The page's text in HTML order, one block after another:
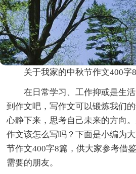
关于我家的中秋节作文400字
在日常学习、工作抑或是生
到作文吧，写作文可以锻炼我们
心静下来，思考自己未来的方向
作文该怎么写吗？下面是小编为
节作文400字8篇，供大家参考借
需要的朋友。